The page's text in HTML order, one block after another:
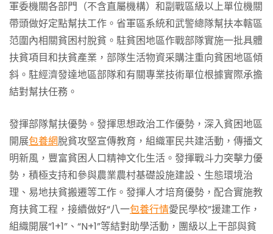
軍委機關各部門（不含直屬機構）和副戰區級以上單位機關
帶頭做好定點幫扶工作。省軍區系統和武警總隊幫扶本轄區
范圍內相關貧困村脫貧。駐貧困地區作戰部隊實施一批具體
扶貧項目和扶貧產業，部隊生活物資采購注重向貧困地區傾
斜。駐經濟發達地區部隊和有關專業技術單位根據實際承擔
結對幫扶任務。
發揮部隊幫扶優勢。發揮思想政治工作優勢，深入貧困地區
開展包養網脫貧攻堅宣傳教育，組織軍民共建活動，傳播文
明新風，豐富貧困人口精神文化生活。發揮戰斗力突擊力優
勢，積極支持和參與農業農村基礎設施建設、生態環境治
理、易地扶貧搬遷等工作。發揮人才培育優勢，配合實施教
育扶貧工程，接續做好“八一包養行情愛民學校”援建工作，
組織開展“1+1”、“N+1”等結對助學活動，團級以上干部與貧